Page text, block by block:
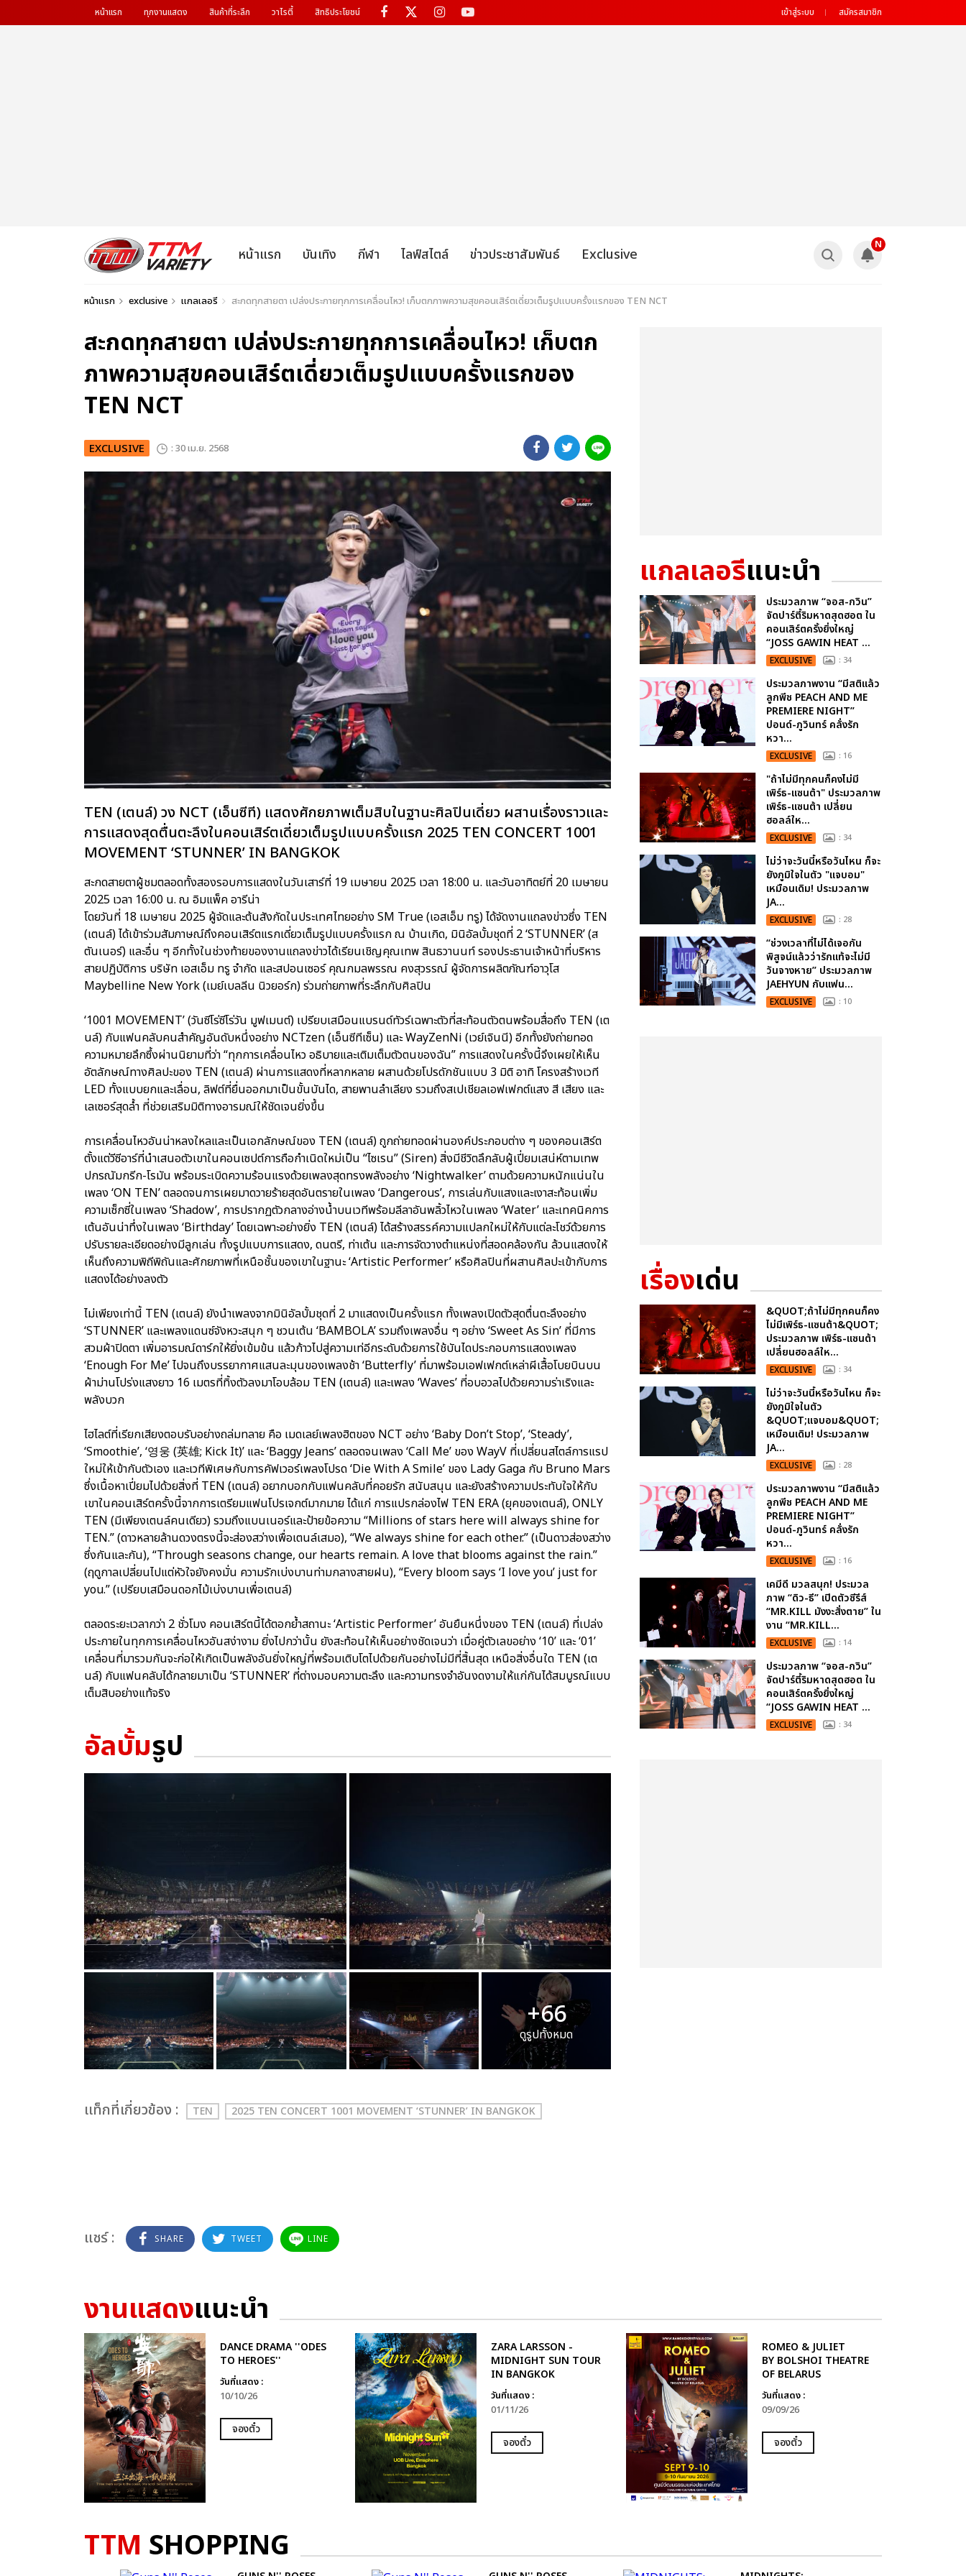
หน้าแรก ทุกงานแสดง สินค้าที่ระลึก วาไรตี้ สิทธิประโยชน์ เข้าสู่ระบบ สมัครสมาชิก
หน้าแรก บันเทิง กีฬา ไลฟ์สไตล์ ข่าวประชาสัมพันธ์ Exclusive
N
หน้าแรก exclusive แกลเลอรี สะกดทุกสายตา เปล่งประกายทุกการเคลื่อนไหว! เก็บตกภาพความสุขคอนเสิร์ตเดี่ยวเต็มรูปแบบครั้งแรกของ TEN NCT
สะกดทุกสายตา เปล่งประกายทุกการเคลื่อนไหว! เก็บตก
ภาพความสุขคอนเสิร์ตเดี่ยวเต็มรูปแบบครั้งแรกของ
TEN NCT
EXCLUSIVE : 30 เม.ย. 2568
TEN (เตนล์) วง NCT (เอ็นซีที) แสดงศักยภาพเต็มสิบในฐานะศิลปินเดี่ยว ผสานเรื่องราวและ
การแสดงสุดตื่นตะลึงในคอนเสิร์ตเดี่ยวเต็มรูปแบบครั้งแรก 2025 TEN CONCERT 1001
MOVEMENT ‘STUNNER’ IN BANGKOK
สะกดสายตาผู้ชมตลอดทั้งสองรอบการแสดงในวันเสาร์ที่ 19 เมษายน 2025 เวลา 18:00 น. และวันอาทิตย์ที่ 20 เมษายน
2025 เวลา 16:00 น. ณ อิมแพ็ค อารีน่า
โดยวันที่ 18 เมษายน 2025 ผู้จัดและต้นสังกัดในประเทศไทยอย่าง SM True (เอสเอ็ม ทรู) ได้จัดงานแถลงข่าวซึ่ง TEN
(เตนล์) ได้เข้าร่วมสัมภาษณ์ถึงคอนเสิร์ตแรกเดี่ยวเต็มรูปแบบครั้งแรก ณ บ้านเกิด, มินิอัลบั้มชุดที่ 2 ‘STUNNER’ (ส
ตันเนอร์) และอื่น ๆ อีกทั้งในช่วงท้ายของงานแถลงข่าวได้เรียนเชิญคุณเทพ สินธวานนท์ รองประธานเจ้าหน้าที่บริหาร
สายปฏิบัติการ บริษัท เอสเอ็ม ทรู จำกัด และสปอนเซอร์ คุณกมลพรรณ คงสุวรรณ์ ผู้จัดการผลิตภัณฑ์อาวุโส
Maybelline New York (เมย์เบลลีน นิวยอร์ก) ร่วมถ่ายภาพที่ระลึกกับศิลปิน
‘1001 MOVEMENT’ (วันซีโร่ซีโร่วัน มูฟเมนต์) เปรียบเสมือนแบรนด์ทัวร์เฉพาะตัวที่สะท้อนตัวตนพร้อมสื่อถึง TEN (เต
นล์) กับแฟนคลับคนสำคัญอันดับหนึ่งอย่าง NCTzen (เอ็นซีทีเซ็น) และ WayZenNi (เวย์เจินนี) อีกทั้งยังถ่ายทอด
ความหมายลึกซึ้งผ่านนิยามที่ว่า “ทุกการเคลื่อนไหว อธิบายและเติมเต็มตัวตนของฉัน” การแสดงในครั้งนี้จึงเผยให้เห็น
อัตลักษณ์ทางศิลปะของ TEN (เตนล์) ผ่านการแสดงที่หลากหลาย ผสานด้วยโปรดักชันแบบ 3 มิติ อาทิ โครงสร้างเวที
LED ทั้งแบบยกและเลื่อน, ลิฟต์ที่ยื่นออกมาเป็นขั้นบันได, สายพานลำเลียง รวมถึงสเปเชียลเอฟเฟกต์แสง สี เสียง และ
เลเซอร์สุดล้ำ ที่ช่วยเสริมมิติทางอารมณ์ให้ชัดเจนยิ่งขึ้น
การเคลื่อนไหวอันน่าหลงใหลและเป็นเอกลักษณ์ของ TEN (เตนล์) ถูกถ่ายทอดผ่านองค์ประกอบต่าง ๆ ของคอนเสิร์ต
ตั้งแต่วีซีอาร์ที่นำเสนอตัวเขาในคอนเซปต์การถือกำเนิดใหม่เป็น “ไซเรน” (Siren) สิ่งมีชีวิตลึกลับผู้เปี่ยมเสน่ห์ตามเทพ
ปกรณัมกรีก-โรมัน พร้อมระเบิดความร้อนแรงด้วยเพลงสุดทรงพลังอย่าง ‘Nightwalker’ ตามด้วยความหนักแน่นใน
เพลง ‘ON TEN’ ตลอดจนการเผยมาดวายร้ายสุดอันตรายในเพลง ‘Dangerous’, การเล่นกับแสงและเงาสะท้อนเพิ่ม
ความเซ็กซี่ในเพลง ‘Shadow’, การปรากฏตัวกลางอ่างน้ำบนเวทีพร้อมลีลาอันพลิ้วไหวในเพลง ‘Water’ และเทคนิคการ
เต้นอันน่าทึ่งในเพลง ‘Birthday’ โดยเฉพาะอย่างยิ่ง TEN (เตนล์) ได้สร้างสรรค์ความแปลกใหม่ให้กับแต่ละโชว์ด้วยการ
ปรับรายละเอียดอย่างมีลูกเล่น ทั้งรูปแบบการแสดง, ดนตรี, ท่าเต้น และการจัดวางตำแหน่งที่สอดคล้องกัน ล้วนแสดงให้
เห็นถึงความพิถีพิถันและศักยภาพที่เหนือชั้นของเขาในฐานะ ‘Artistic Performer’ หรือศิลปินที่ผสานศิลปะเข้ากับการ
แสดงได้อย่างลงตัว
ไม่เพียงเท่านี้ TEN (เตนล์) ยังนำเพลงจากมินิอัลบั้มชุดที่ 2 มาแสดงเป็นครั้งแรก ทั้งเพลงเปิดตัวสุดตื่นตะลึงอย่าง
‘STUNNER’ และเพลงแดนซ์จังหวะสนุก ๆ ชวนเต้น ‘BAMBOLA’ รวมถึงเพลงอื่น ๆ อย่าง ‘Sweet As Sin’ ที่มีการ
สวมผ้าปิดตา เพิ่มอารมณ์ดาร์กให้ยิ่งเข้มข้น แล้วก้าวไปสู่ความเท่อีกระดับด้วยการใช้บันไดประกอบการแสดงเพลง
‘Enough For Me’ ไปจนถึงบรรยากาศแสนละมุนของเพลงช้า ‘Butterfly’ ที่มาพร้อมเอฟเฟกต์เหล่าผีเสื้อโบยบินบน
ผ้าม่านโปร่งแสงยาว 16 เมตรที่ทิ้งตัวลงมาโอบล้อม TEN (เตนล์) และเพลง ‘Waves’ ที่อบอวลไปด้วยความร่าเริงและ
พลังบวก
ไฮไลต์ที่เรียกเสียงตอบรับอย่างถล่มทลาย คือ เมดเลย์เพลงฮิตของ NCT อย่าง ‘Baby Don’t Stop’, ‘Steady’,
‘Smoothie’, ‘영웅 (英雄; Kick It)’ และ ‘Baggy Jeans’ ตลอดจนเพลง ‘Call Me’ ของ WayV ที่เปลี่ยนสไตล์การแรป
ใหม่ให้เข้ากับตัวเอง และเวทีพิเศษกับการคัฟเวอร์เพลงโปรด ‘Die With A Smile’ ของ Lady Gaga กับ Bruno Mars
ซึ่งเนื้อหาเปี่ยมไปด้วยสิ่งที่ TEN (เตนล์) อยากบอกกับแฟนคลับที่คอยรัก สนับสนุน และยังสร้างความประทับใจให้กับ
เขาในคอนเสิร์ตครั้งนี้จากการเตรียมแฟนโปรเจกต์มากมาย ได้แก่ การแปรกล่องไฟ TEN ERA (ยุคของเตนล์), ONLY
TEN (มีเพียงเตนล์คนเดียว) รวมถึงแบนเนอร์และป้ายข้อความ “Millions of stars here will always shine for
TEN.” (ดาวหลายล้านดวงตรงนี้จะส่องสว่างเพื่อเตนล์เสมอ), “We always shine for each other.” (เป็นดาวส่องสว่าง
ซึ่งกันและกัน), “Through seasons change, our hearts remain. A love that blooms against the rain.”
(ฤดูกาลเปลี่ยนไปแต่หัวใจยังคงมั่น ความรักเบ่งบานท่ามกลางสายฝน), “Every bloom says ‘I love you’ just for
you.” (เปรียบเสมือนดอกไม้เบ่งบานเพื่อเตนล์)
ตลอดระยะเวลากว่า 2 ชั่วโมง คอนเสิร์ตนี้ได้ตอกย้ำสถานะ ‘Artistic Performer’ อันยืนหนึ่งของ TEN (เตนล์) ที่เปล่ง
ประกายในทุกการเคลื่อนไหวอันสง่างาม ยิ่งไปกว่านั้น ยังสะท้อนให้เห็นอย่างชัดเจนว่า เมื่อคู่ตัวเลขอย่าง ‘10’ และ ‘01’
เคลื่อนที่มารวมกันจะก่อให้เกิดเป็นพลังอันยิ่งใหญ่ที่พร้อมเติบโตไปด้วยกันอย่างไม่มีที่สิ้นสุด เหนือสิ่งอื่นใด TEN (เต
นล์) กับแฟนคลับได้กลายมาเป็น ‘STUNNER’ ที่ต่างมอบความตะลึง และความทรงจำอันงดงามให้แก่กันได้สมบูรณ์แบบ
เต็มสิบอย่างแท้จริง
อัลบั้มรูป
+66
ดูรูปทั้งหมด
เเท็กที่เกี่ยวข้อง : TEN 2025 TEN CONCERT 1001 MOVEMENT ‘STUNNER’ IN BANGKOK
แชร์ : SHARE TWEET LINE
แกลเลอรีแนะนำ
ประมวลภาพ “จอส-กวิน”
จัดปาร์ตี้ริมหาดสุดฮอต ใน
คอนเสิร์ตครั้งยิ่งใหญ่
“JOSS GAWIN HEAT ...
EXCLUSIVE : 34
ประมวลภาพงาน “มีสติแล้ว
ลูกพีช PEACH AND ME
PREMIERE NIGHT”
ปอนด์-ภูวินทร์ คลั่งรัก
หวา...
EXCLUSIVE : 16
"ถ้าไม่มีทุกคนก็คงไม่มี
เพิร์ธ-แซนต้า" ประมวลภาพ
เพิร์ธ-แซนต้า เปลี่ยน
ฮอลล์ให...
EXCLUSIVE : 34
ไม่ว่าจะวันนี้หรือวันไหน ก็จะ
ยังภูมิใจในตัว "แจบอม"
เหมือนเดิม! ประมวลภาพ
JA...
EXCLUSIVE : 28
“ช่วงเวลาที่ไม่ได้เจอกัน
พิสูจน์แล้วว่ารักแท้จะไม่มี
วันจางหาย” ประมวลภาพ
JAEHYUN กับแฟน...
EXCLUSIVE : 10
เรื่องเด่น
&QUOT;ถ้าไม่มีทุกคนก็คง
ไม่มีเพิร์ธ-แซนต้า&QUOT;
ประมวลภาพ เพิร์ธ-แซนต้า
เปลี่ยนฮอลล์ให...
EXCLUSIVE : 34
ไม่ว่าจะวันนี้หรือวันไหน ก็จะ
ยังภูมิใจในตัว
&QUOT;แจบอม&QUOT;
เหมือนเดิม! ประมวลภาพ
JA...
EXCLUSIVE : 28
ประมวลภาพงาน “มีสติแล้ว
ลูกพีช PEACH AND ME
PREMIERE NIGHT”
ปอนด์-ภูวินทร์ คลั่งรัก
หวา...
EXCLUSIVE : 16
เคมีดี มวลสนุก! ประมวล
ภาพ “ดิว-ธี” เปิดตัวซีรีส์
“MR.KILL มังงะสั่งตาย” ใน
งาน “MR.KILL...
EXCLUSIVE : 14
ประมวลภาพ “จอส-กวิน”
จัดปาร์ตี้ริมหาดสุดฮอต ใน
คอนเสิร์ตครั้งยิ่งใหญ่
“JOSS GAWIN HEAT ...
EXCLUSIVE : 34
งานแสดงแนะนำ
DANCE DRAMA ''ODES
TO HEROES''
วันที่แสดง :
10/10/26
จองตั๋ว
ZARA LARSSON -
MIDNIGHT SUN TOUR
IN BANGKOK
วันที่แสดง :
01/11/26
จองตั๋ว
ROMEO & JULIET
BY BOLSHOI THEATRE
OF BELARUS
วันที่แสดง :
09/09/26
จองตั๋ว
TTM SHOPPING